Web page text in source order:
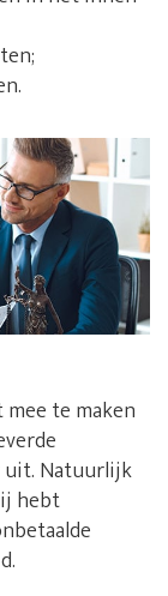
te maken
Natuurlijk
hebt